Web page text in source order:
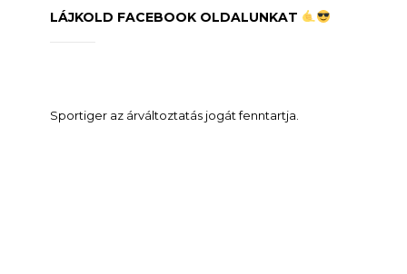
LÁJKOLD FACEBOOK OLDALUNKAT
Sportiger az árváltoztatás jogát fenntartja.